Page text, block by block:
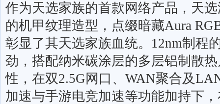
作为天选家族的首款网络产品，天
的机甲纹理造型，点缀暗藏Aura
彰显了其天选家族血统。 12nm制程
劲，搭配纳米碳涂层的多层铝制散
性，在双2.5G网口、 WAN聚合及
加速与手游电竞加速等功能加持下